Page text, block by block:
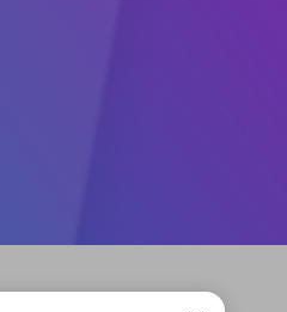
トは mellow-fan
持ちの方は、ログイ
トはmellow-fanア
でログイン中のア
ティ参加方法